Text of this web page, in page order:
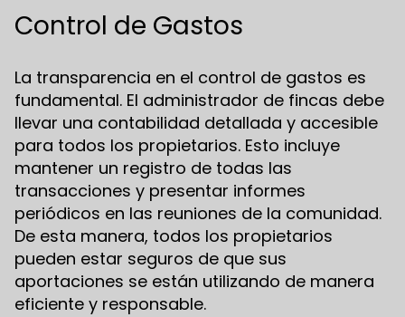
Control de Gastos
La transparencia en el control de gastos es
fundamental. El administrador de fincas debe
llevar una contabilidad detallada y accesible
para todos los propietarios. Esto incluye
mantener un registro de todas las
transacciones y presentar informes
periódicos en las reuniones de la comunidad.
De esta manera, todos los propietarios
pueden estar seguros de que sus
aportaciones se están utilizando de manera
eficiente y responsable.